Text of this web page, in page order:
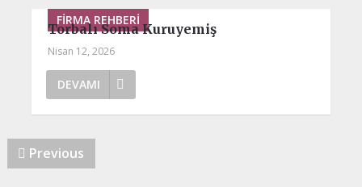
FIRMA REHBERI
Torbalı Soma Kuruyemiş
Nisan 12, 2026
DEVAMI
Previous